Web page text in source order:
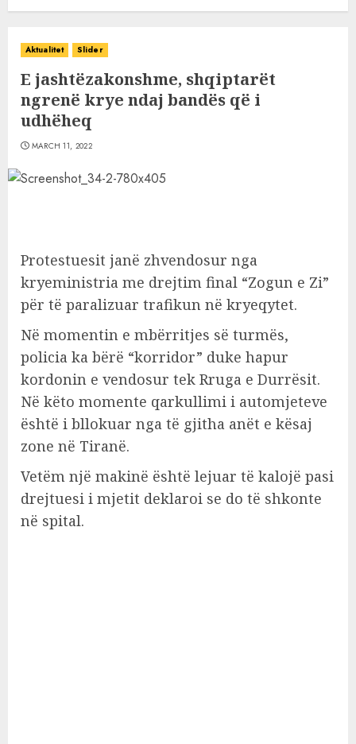
Aktualitet Slider
E jashtëzakonshme, shqiptarët
ngrenë krye ndaj bandës që i
udhëheq
MARCH 11, 2022
Protestuesit janë zhvendosur nga
kryeministria me drejtim final “Zogun e Zi”
për të paralizuar trafikun në kryeqytet.
Në momentin e mbërritjes së turmës,
policia ka bërë “korridor” duke hapur
kordonin e vendosur tek Rruga e Durrësit.
Në këto momente qarkullimi i automjeteve
është i bllokuar nga të gjitha anët e kësaj
zone në Tiranë.
Vetëm një makinë është lejuar të kalojë pasi
drejtuesi i mjetit deklaroi se do të shkonte
në spital.